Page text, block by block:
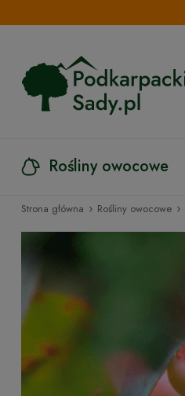
Rośliny owocowe
Strona główna › Rośliny owocowe ›